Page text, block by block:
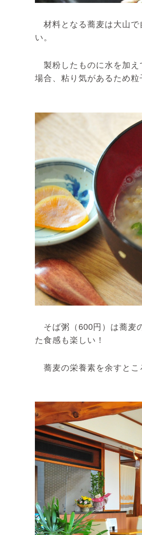
材料となる蕎麦は大山で
い。
製粉したものに水を加え
場合、粘り気があるため
そば粥（600円）は蕎麦
た食感も楽しい！
蕎麦の栄養素を余すとこ